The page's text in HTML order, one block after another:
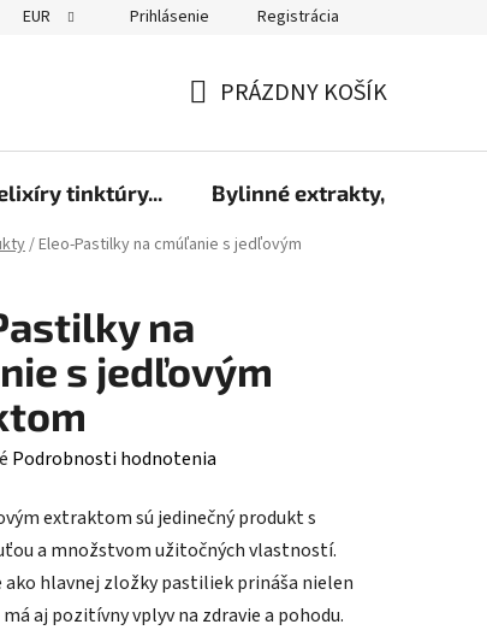
EUR Prihlásenie Registrácia
KOŠÍK
PRÁZDNY KOŠÍK
tinktúry... Bylinné extrakty, sirupy a
/Eleo-Pastilky na cmúľanie s jedľovým
na
s jedľovým
Podrobnosti hodnotenia
extraktom sú jedinečný produkt s
a množstvom užitočných vlastností.
hlavnej zložky pastiliek prináša nielen
aj pozitívny vplyv na zdravie a pohodu.